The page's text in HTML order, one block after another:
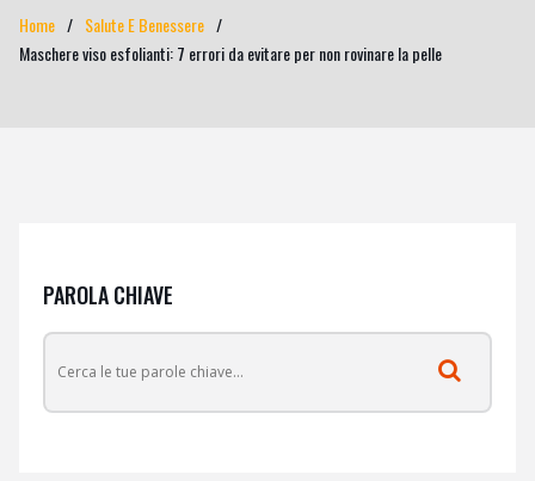
Home
Salute E Benessere
Maschere viso esfolianti: 7 errori da evitare per non rovinare la pelle
PAROLA CHIAVE